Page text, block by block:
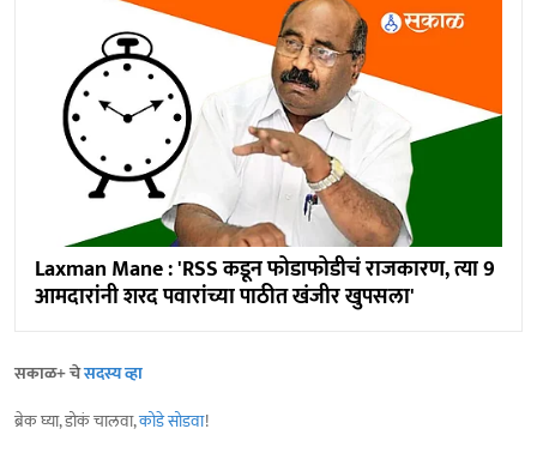
Laxman Mane : 'RSS कडून फोडाफोडीचं राजकारण, त्या 9
आमदारांनी शरद पवारांच्या पाठीत खंजीर खुपसला'
सकाळ+ चेसदस्य व्हा
ब्रेक घ्या, डोकं चालवा,कोडे सोडवा!